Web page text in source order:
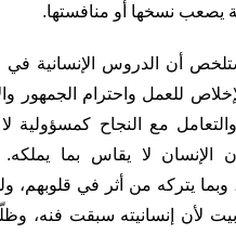
يصعب نسخها أو منافستها.
أن الدروس الإنسانية في
للعمل واحترام الجمهور
والتعامل مع النجاح كمسؤولية
الإنسان لا يقاس بما
وبما يتركه من أثر في قلوبهم،
لأن إنسانيته سبقت فنه،